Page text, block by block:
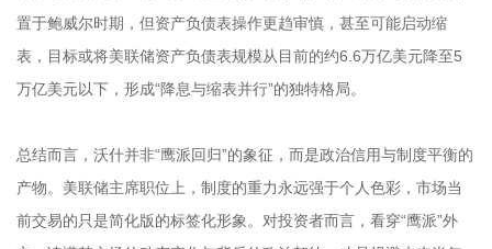
置于鲍威尔时期，但资产负债表操作更趋审慎，甚至可能启动缩
表，目标或将美联储资产负债表规模从目前的约6.6万亿美元降至5
万亿美元以下，形成“降息与缩表并行”的独特格局。
总结而言，沃什并非“鹰派回归”的象征，而是政治信用与制度平衡的
产物。美联储主席职位上，制度的重力永远强于个人色彩，市场当
前交易的只是简化版的标签化形象。对投资者而言，看穿“鹰派”外